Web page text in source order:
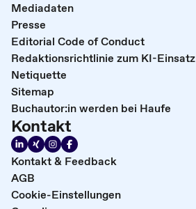
Mediadaten
Presse
Editorial Code of Conduct
Redaktionsrichtlinie zum KI-Einsatz
Netiquette
Sitemap
Buchautor:in werden bei Haufe
Kontakt
Kontakt & Feedback
AGB
Cookie-Einstellungen